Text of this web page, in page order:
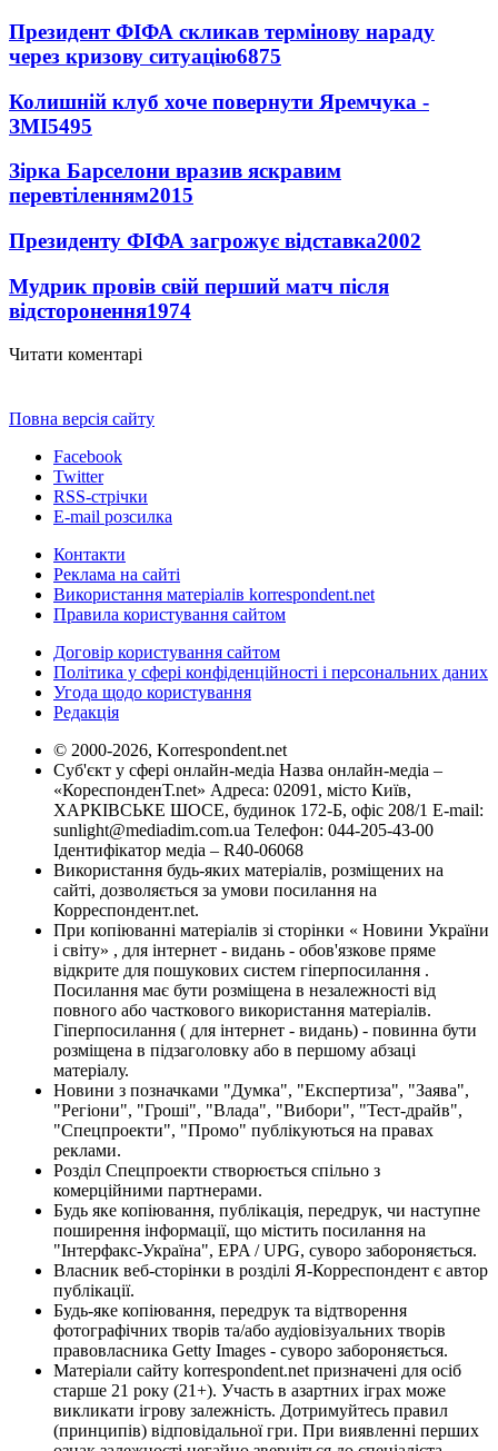
Президент ФІФА скликав термінову нараду
через кризову ситуацію6875
Колишній клуб хоче повернути Яремчука -
ЗМІ5495
Зірка Барселони вразив яскравим
перевтіленням2015
Президенту ФІФА загрожує відставка2002
Мудрик провів свій перший матч після
відсторонення1974
Читати коментарі
Повна версія сайту
Facebook
Twitter
RSS-стрічки
E-mail розсилка
Контакти
Реклама на сайті
Використання матеріалів korrespondent.net
Правила користування сайтом
Договір користування сайтом
Політика у сфері конфіденційності і персональних даних
Угода щодо користування
Редакція
© 2000-2026, Korrespondent.net
Суб'єкт у сфері онлайн-медіа Назва онлайн-медіа –
«КореспонденТ.net» Адреса: 02091, місто Київ,
ХАРКІВСЬКЕ ШОСЕ, будинок 172-Б, офіс 208/1 E-mail:
sunlight@mediadim.com.ua Телефон: 044-205-43-00
Ідентифікатор медіа – R40-06068
Використання будь-яких матеріалів, розміщених на
сайті, дозволяється за умови посилання на
Корреспондент.net.
При копіюванні матеріалів зі сторінки « Новини України
і світу» , для інтернет - видань - обов'язкове пряме
відкрите для пошукових систем гіперпосилання .
Посилання має бути розміщена в незалежності від
повного або часткового використання матеріалів.
Гіперпосилання ( для інтернет - видань) - повинна бути
розміщена в підзаголовку або в першому абзаці
матеріалу.
Новини з позначками "Думка", "Експертиза", "Заява",
"Регіони", "Гроші", "Влада", "Вибори", "Тест-драйв",
"Спецпроекти", "Промо" публікуються на правах
реклами.
Розділ Спецпроекти створюється спільно з
комерційними партнерами.
Будь яке копіювання, публікація, передрук, чи наступне
поширення інформації, що містить посилання на
"Інтерфакс-Україна", EPA / UPG, суворо забороняється.
Власник веб-сторінки в розділі Я-Корреспондент є автор
публікації.
Будь-яке копіювання, передрук та відтворення
фотографічних творів та/або аудіовізуальних творів
правовласника Getty Images - суворо забороняється.
Матеріали сайту korrespondent.net призначені для осіб
старше 21 року (21+). Участь в азартних іграх може
викликати ігрову залежність. Дотримуйтесь правил
(принципів) відповідальної гри. При виявленні перших